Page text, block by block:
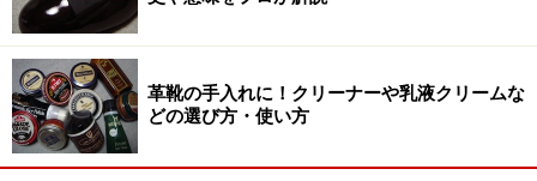
日革靴には様々な色がありますが、これらの「色」は以
下の2種類の材料で作られます。
染料：粒子が細かく水や油に溶けるので、透明感のある
色調を得やすいが、その分シミなども起こりやすい。革
の繊維の内部まで浸透する。
革靴の手入れに！クリーナーや乳液クリームな
どの選び方・使い方